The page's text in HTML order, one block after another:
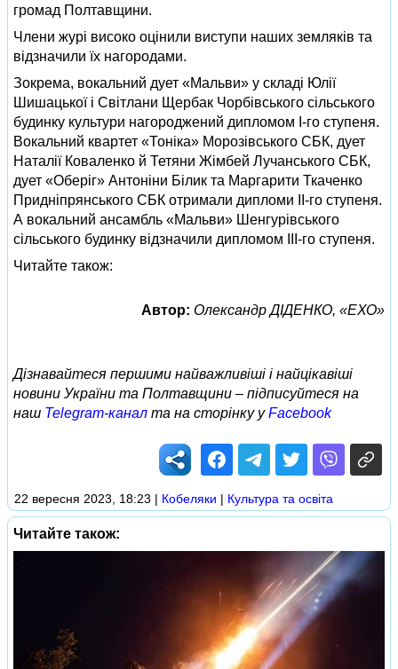
громад Полтавщини.
Члени журі високо оцінили виступи наших земляків та
відзначили їх нагородами.
Зокрема, вокальний дует «Мальви» у складі Юлії
Шишацької і Світлани Щербак Чорбівського сільського
будинку культури нагороджений дипломом І-го ступеня.
Вокальний квартет «Тоніка» Морозівського СБК, дует
Наталії Коваленко й Тетяни Жімбей Лучанського СБК,
дует «Оберіг» Антоніни Білик та Маргарити Ткаченко
Придніпрянського СБК отримали дипломи ІІ-го ступеня.
А вокальний ансамбль «Мальви» Шенгурівського
сільського будинку відзначили дипломом ІІІ-го ступеня.
Читайте також:
Автор: Олександр ДІДЕНКО, «ЕХО»
Дізнавайтеся першими найважливіші і найцікавіші
новини України та Полтавщини – підписуйтеся на
наш Telegram-канал та на сторінку уFacebook
22 вересня 2023, 18:23 | Кобеляки | Культура та освіта
Читайте також: